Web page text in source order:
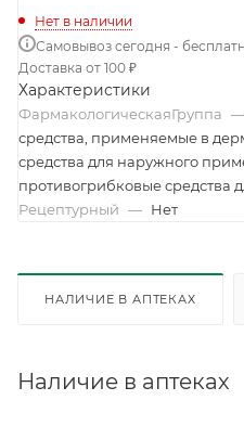
Нет в наличии
Самовывоз сегодня -
Доставка от 100 ₽
Характеристики
ФармакологическаяГруппа —
средства, применяемые в
средства для наружного
противогрибковые средства
Рецептурный — Нет
НАЛИЧИЕ В АПТЕКАХ
Наличие в аптеках